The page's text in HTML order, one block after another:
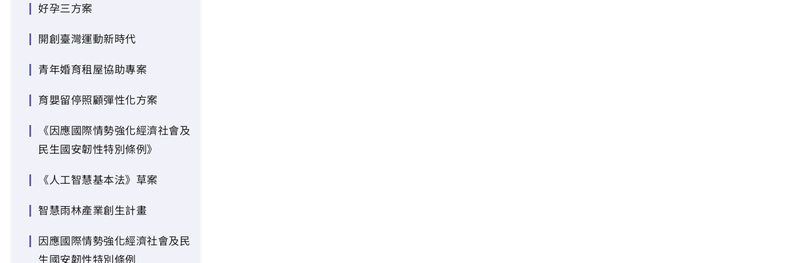
好孕三方案
開創臺灣運動新時代
青年婚育租屋協助專案
育嬰留停照顧彈性化方案
《因應國際情勢強化經濟社會及
民生國安韌性特別條例》
《人工智慧基本法》草案
智慧雨林產業創生計畫
因應國際情勢強化經濟社會及民
生國安韌性特別條例